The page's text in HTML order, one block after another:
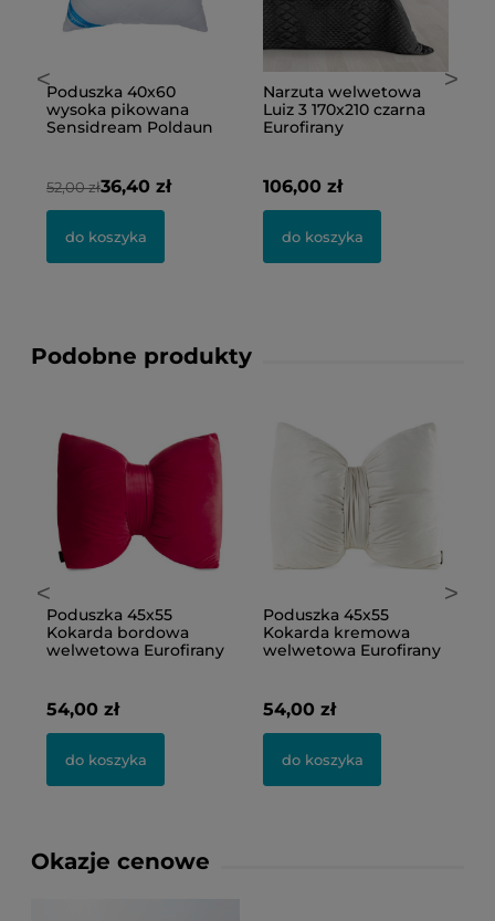
<Poduszka 40x60
wysoka pikowana
Sensidream Poldaun
52,00 zł36,40 zł
do koszyka
Narzuta welwetowa
Luiz 3 170x210 czarna
Eurofirany
106,00 zł
do koszyka
>
Podobne produkty
<
Poduszka 45x55
Kokarda bordowa
welwetowa Eurofirany
54,00 zł
do koszyka
Poduszka 45x55
Kokarda kremowa
welwetowa Eurofirany
54,00 zł
do koszyka
>
Okazje cenowe